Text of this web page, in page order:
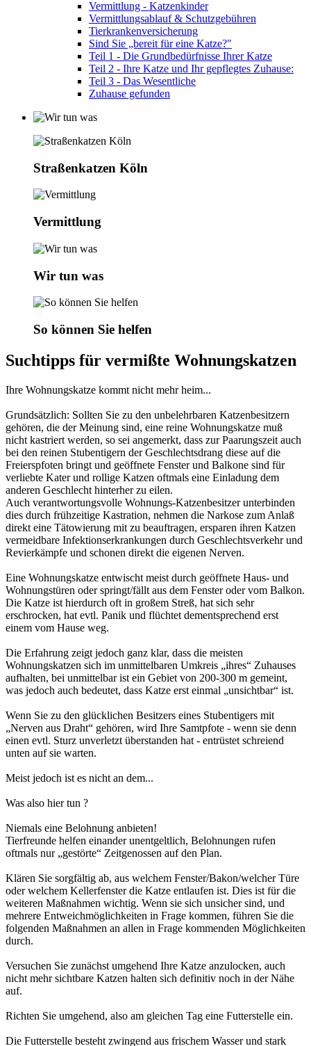
Vermittlung - Katzenkinder
Vermittlungsablauf & Schutzgebühren
Tierkrankenversicherung
Sind Sie „bereit für eine Katze?"
Teil 1 - Die Grundbedürfnisse Ihrer Katze
Teil 2 - Ihre Katze und Ihr gepflegtes Zuhause:
Teil 3 - Das Wesentliche
Zuhause gefunden
Straßenkatzen Köln
Vermittlung
Wir tun was
So können Sie helfen
Suchtipps für vermißte Wohnungskatzen
Ihre Wohnungskatze kommt nicht mehr heim...
Grundsätzlich: Sollten Sie zu den unbelehrbaren Katzenbesitzern
gehören, die der Meinung sind, eine reine Wohnungskatze muß
nicht kastriert werden, so sei angemerkt, dass zur Paarungszeit auch
bei den reinen Stubentigern der Geschlechtsdrang diese auf die
Freierspfoten bringt und geöffnete Fenster und Balkone sind für
verliebte Kater und rollige Katzen oftmals eine Einladung dem
anderen Geschlecht hinterher zu eilen.
Auch verantwortungsvolle Wohnungs-Katzenbesitzer unterbinden
dies durch frühzeitige Kastration, nehmen die Narkose zum Anlaß
direkt eine Tätowierung mit zu beauftragen, ersparen ihren Katzen
vermeidbare Infektionserkrankungen durch Geschlechtsverkehr und
Revierkämpfe und schonen direkt die eigenen Nerven.
Eine Wohnungskatze entwischt meist durch geöffnete Haus- und
Wohnungstüren oder springt/fällt aus dem Fenster oder vom Balkon.
Die Katze ist hierdurch oft in großem Streß, hat sich sehr
erschrocken, hat evtl. Panik und flüchtet dementsprechend erst
einem vom Hause weg.
Die Erfahrung zeigt jedoch ganz klar, dass die meisten
Wohnungskatzen sich im unmittelbaren Umkreis „ihres“ Zuhauses
aufhalten, bei unmittelbar ist ein Gebiet von 200-300 m gemeint,
was jedoch auch bedeutet, dass Katze erst einmal „unsichtbar“ ist.
Wenn Sie zu den glücklichen Besitzers eines Stubentigers mit
„Nerven aus Draht“ gehören, wird Ihre Samtpfote - wenn sie denn
einen evtl. Sturz unverletzt überstanden hat - entrüstet schreiend
unten auf sie warten.
Meist jedoch ist es nicht an dem...
Was also hier tun ?
Niemals eine Belohnung anbieten!
Tierfreunde helfen einander unentgeltlich, Belohnungen rufen
oftmals nur „gestörte“ Zeitgenossen auf den Plan.
Klären Sie sorgfältig ab, aus welchem Fenster/Bakon/welcher Türe
oder welchem Kellerfenster die Katze entlaufen ist. Dies ist für die
weiteren Maßnahmen wichtig. Wenn sie sich unsicher sind, und
mehrere Entweichmöglichkeiten in Frage kommen, führen Sie die
folgenden Maßnahmen an allen in Frage kommenden Möglichkeiten
durch.
Versuchen Sie zunächst umgehend Ihre Katze anzulocken, auch
nicht mehr sichtbare Katzen halten sich definitiv noch in der Nähe
auf.
Richten Sie umgehend, also am gleichen Tag eine Futterstelle ein.
Die Futterstelle besteht zwingend aus frischem Wasser und stark